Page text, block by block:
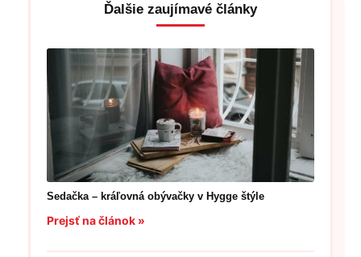
Ďalšie zaujímavé články
Sedačka – kráľovná obývačky v Hygge štýle
Prejsť na článok »